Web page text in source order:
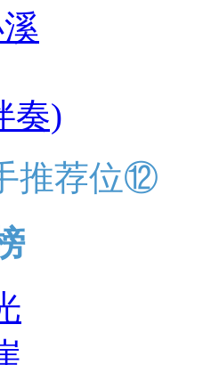
奏)
推荐位⑫